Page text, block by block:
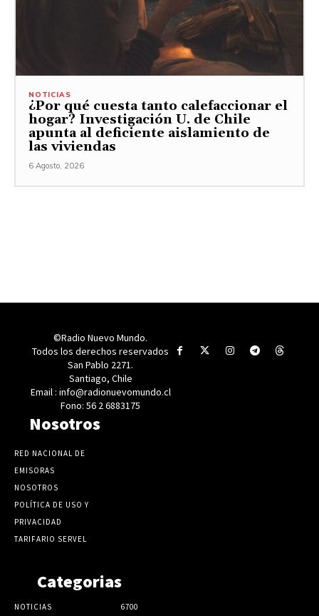
NOTICIAS
¿Por qué cuesta tanto calefaccionar el
hogar? Investigación U. de Chile
apunta al deficiente aislamiento de
las viviendas
6 Agosto, 2026
©Radio Nuevo Mundo.
Todos los derechos reservados
San Pablo 2271.
Santiago, Chile
Email : info@radionuevomundo.cl
Fono: 56 2 6883175
Nosotros
RED NACIONAL DE
EMISORAS
NOSOTROS
POLÍTICA DE USO Y
PRIVACIDAD
TARIFARIO SERVEL
Categorias
NOTICIAS 6700